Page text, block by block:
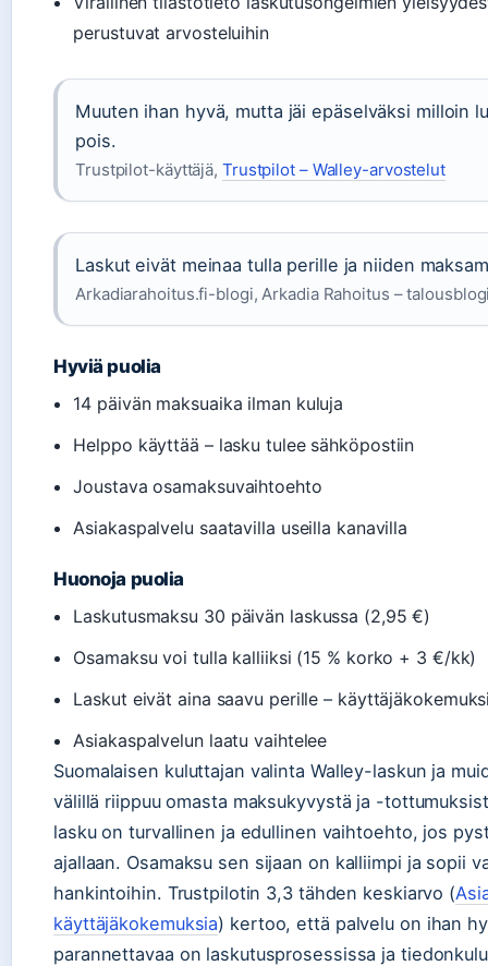
perustuvat arvosteluihin
Muuten ihan hyvä, mutta jäi epäselväksi milloin
pois.
Trustpilot-käyttäjä, Trustpilot – Walley-arvostelut
Laskut eivät meinaa tulla perille ja niiden
Arkadiarahoitus.fi-blogi, Arkadia Rahoitus –
Hyviä puolia
14 päivän maksuaika ilman kuluja
Helppo käyttää – lasku tulee sähköpostiin
Joustava osamaksuvaihtoehto
Asiakaspalvelu saatavilla useilla kanavilla
Huonoja puolia
Laskutusmaksu 30 päivän laskussa (2,95 €)
Osamaksu voi tulla kalliiksi (15 % korko + 3 €/kk)
Laskut eivät aina saavu perille –
Asiakaspalvelun laatu vaihtelee
Suomalaisen kuluttajan valinta Walley-laskun ja
välillä riippuu omasta maksukyvystä ja -
lasku on turvallinen ja edullinen vaihtoehto, jos
ajallaan. Osamaksu sen sijaan on kalliimpi ja sopii
hankintoihin. Trustpilotin 3,3 tähden keskiarvo (
käyttäjäkokemuksia) kertoo, että palvelu on ihan
parannettavaa on laskutusprosessissa ja